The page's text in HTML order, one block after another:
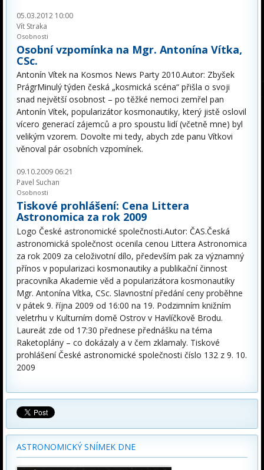
05.03.2012 10:00
Vít Straka
Osobnosti
Osobní vzpomínka na Mgr. Antonína Vítka,
CSc.
Antonín Vítek na Kosmos News Party 2010.Autor: Zbyšek
PrágrMinulý týden česká „kosmická scéna“ přišla o svoji
snad největší osobnost – po těžké nemoci zemřel pan
Antonín Vítek, popularizátor kosmonautiky, který jistě oslovil
vícero generací zájemců a pro spoustu lidí (včetně mne) byl
velikým vzorem. Dovolte mi tedy, abych zde panu Vítkovi
věnoval pár osobních vzpomínek.
09.10.2009 06:21
Pavel Suchan
Osobnosti
Tiskové prohlášení: Cena Littera
Astronomica za rok 2009
Logo České astronomické společnosti.Autor: ČAS.Česká
astronomická společnost ocenila cenou Littera Astronomica
za rok 2009 za celoživotní dílo, především pak za významný
přínos v popularizaci kosmonautiky a publikační činnost
pracovníka Akademie věd a popularizátora kosmonautiky
Mgr. Antonína Vítka, CSc. Slavnostní předání ceny proběhne
v pátek 9. října 2009 od 16:00 na 19. Podzimním knižním
veletrhu v Kulturním domě Ostrov v Havlíčkově Brodu.
Laureát zde od 17:30 přednese přednášku na téma
Raketoplány – co dokázaly a v čem zklamaly. Tiskové
prohlášení České astronomické společnosti číslo 132 z 9. 10.
2009
ASTRONOMICKÝ SNÍMEK DNE